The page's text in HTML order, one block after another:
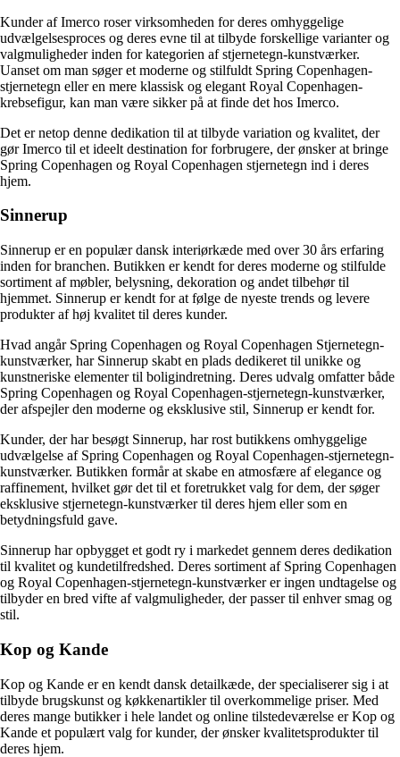
Kunder af Imerco roser virksomheden for deres omhyggelige
udvælgelsesproces og deres evne til at tilbyde forskellige varianter og
valgmuligheder inden for kategorien af stjernetegn-kunstværker.
Uanset om man søger et moderne og stilfuldt Spring Copenhagen-
stjernetegn eller en mere klassisk og elegant Royal Copenhagen-
krebsefigur, kan man være sikker på at finde det hos Imerco.
Det er netop denne dedikation til at tilbyde variation og kvalitet, der
gør Imerco til et ideelt destination for forbrugere, der ønsker at bringe
Spring Copenhagen og Royal Copenhagen stjernetegn ind i deres
hjem.
Sinnerup
Sinnerup er en populær dansk interiørkæde med over 30 års erfaring
inden for branchen. Butikken er kendt for deres moderne og stilfulde
sortiment af møbler, belysning, dekoration og andet tilbehør til
hjemmet. Sinnerup er kendt for at følge de nyeste trends og levere
produkter af høj kvalitet til deres kunder.
Hvad angår Spring Copenhagen og Royal Copenhagen Stjernetegn-
kunstværker, har Sinnerup skabt en plads dedikeret til unikke og
kunstneriske elementer til boligindretning. Deres udvalg omfatter både
Spring Copenhagen og Royal Copenhagen-stjernetegn-kunstværker,
der afspejler den moderne og eksklusive stil, Sinnerup er kendt for.
Kunder, der har besøgt Sinnerup, har rost butikkens omhyggelige
udvælgelse af Spring Copenhagen og Royal Copenhagen-stjernetegn-
kunstværker. Butikken formår at skabe en atmosfære af elegance og
raffinement, hvilket gør det til et foretrukket valg for dem, der søger
eksklusive stjernetegn-kunstværker til deres hjem eller som en
betydningsfuld gave.
Sinnerup har opbygget et godt ry i markedet gennem deres dedikation
til kvalitet og kundetilfredshed. Deres sortiment af Spring Copenhagen
og Royal Copenhagen-stjernetegn-kunstværker er ingen undtagelse og
tilbyder en bred vifte af valgmuligheder, der passer til enhver smag og
stil.
Kop og Kande
Kop og Kande er en kendt dansk detailkæde, der specialiserer sig i at
tilbyde brugskunst og køkkenartikler til overkommelige priser. Med
deres mange butikker i hele landet og online tilstedeværelse er Kop og
Kande et populært valg for kunder, der ønsker kvalitetsprodukter til
deres hjem.